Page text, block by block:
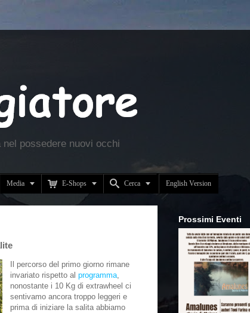
possedere nuovi occhi
Media   E-Shops   Cerca  English Version
Il percorso del primo giorno rimane
invariato rispetto al programma,
nonostante i 10 Kg di extrawheel ci
sentivamo ancora troppo leggeri e
prima di iniziare la salita abbiamo
Prossimi Eventi